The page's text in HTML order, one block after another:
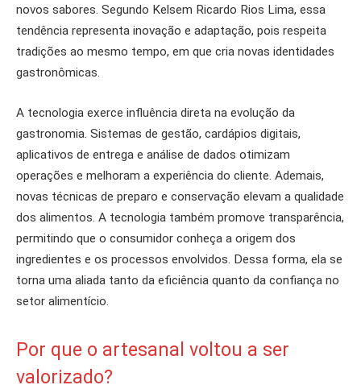
novos sabores. Segundo Kelsem Ricardo Rios Lima, essa
tendência representa inovação e adaptação, pois respeita
tradições ao mesmo tempo, em que cria novas identidades
gastronômicas.
A tecnologia exerce influência direta na evolução da
gastronomia. Sistemas de gestão, cardápios digitais,
aplicativos de entrega e análise de dados otimizam
operações e melhoram a experiência do cliente. Ademais,
novas técnicas de preparo e conservação elevam a qualidade
dos alimentos. A tecnologia também promove transparência,
permitindo que o consumidor conheça a origem dos
ingredientes e os processos envolvidos. Dessa forma, ela se
torna uma aliada tanto da eficiência quanto da confiança no
setor alimentício.
Por que o artesanal voltou a ser
valorizado?